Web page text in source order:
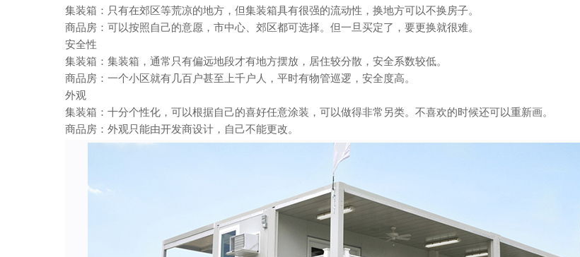
集装箱：只有在郊区等荒凉的地方，但集装箱具有很强的流动性，换地方可以不换房子。
商品房：可以按照自己的意愿，市中心、郊区都可选择。但一旦买定了，要更换就很难。
安全性
集装箱：集装箱，通常只有偏远地段才有地方摆放，居住较分散，安全系数较低。
商品房：一个小区就有几百户甚至上千户人，平时有物管巡逻，安全度高。
外观
集装箱：十分个性化，可以根据自己的喜好任意涂装，可以做得非常另类。不喜欢的时候还可以重新画。
商品房：外观只能由开发商设计，自己不能更改。